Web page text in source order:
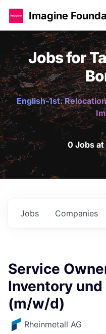
Imagine
Jobs for
English-1st.
0 Jobs
Jobs Companies
Service
Inventory
(m/w/d)
Rheinmetall AG